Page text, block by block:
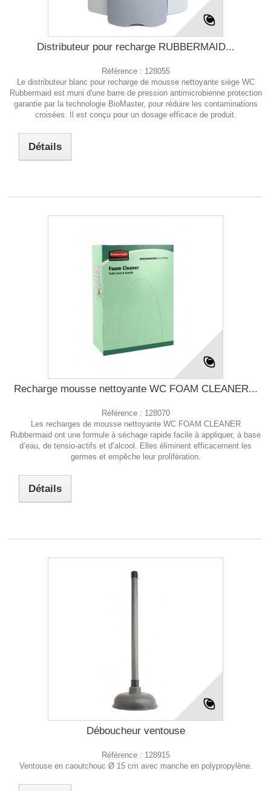
Distributeur pour recharge RUBBERMAID...
Référence : 128055
Le distributeur blanc pour recharge de mousse nettoyante siège WC
Rubbermaid est muni d'une barre de pression antimicrobienne protection
garantie par la technologie BioMaster, pour réduire les contaminations
croisées. Il est conçu pour un dosage efficace de produit.
Détails
Recharge mousse nettoyante WC FOAM CLEANER...
Référence : 128070
Les recharges de mousse nettoyante WC FOAM CLEANER
Rubbermaid ont une formule à séchage rapide facile à appliquer, à base
d’eau, de tensio-actifs et d’alcool. Elles éliminent efficacement les
germes et empêche leur prolifération.
Détails
Déboucheur ventouse
Référence : 128915
Ventouse en caoutchouc Ø 15 cm avec manche en polypropylène.